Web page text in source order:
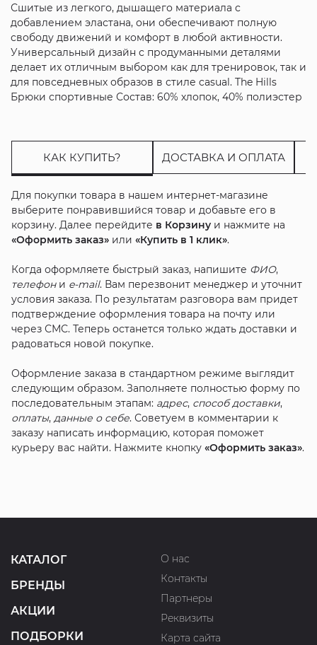
Сшитые из легкого, дышащего материала с
добавлением эластана, они обеспечивают полную
свободу движений и комфорт в любой активности.
Универсальный дизайн с продуманными деталями
делает их отличным выбором как для тренировок, так и
для повседневных образов в стиле casual. The Hills
Брюки спортивные Состав: 60% хлопок, 40% полиэстер
КАК КУПИТЬ? ДОСТАВКА И ОПЛАТА
Для покупки товара в нашем интернет-магазине
выберите понравившийся товар и добавьте его в
корзину. Далее перейдите в Корзинуи нажмите на
«Оформить заказ»или «Купить в 1 клик».
Когда оформляете быстрый заказ, напишите ФИО,
телефони e-mail. Вам перезвонит менеджер и уточнит
условия заказа. По результатам разговора вам придет
подтверждение оформления товара на почту или
через СМС. Теперь останется только ждать доставки и
радоваться новой покупке.
Оформление заказа в стандартном режиме выглядит
следующим образом. Заполняете полностью форму по
последовательным этапам: адрес, способ доставки,
оплаты, данные о себе. Советуем в комментарии к
заказу написать информацию, которая поможет
курьеру вас найти. Нажмите кнопку «Оформить заказ».
КАТАЛОГ
БРЕНДЫ
АКЦИИ
ПОДБОРКИ
О нас
Контакты
Партнеры
Реквизиты
Карта сайта